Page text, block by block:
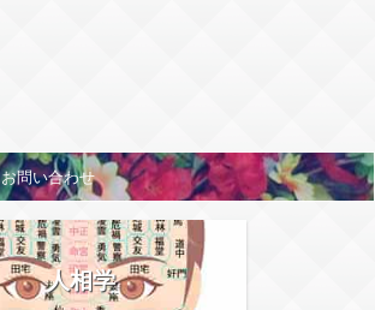
お問い合わせ
人相学